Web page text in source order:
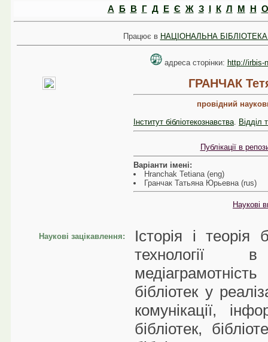
А Б В Г Д Е Є Ж З К Л М Н О
Працює в НАЦІОНАЛЬНА
адреса сторінки: http://irbis-
ГРАНЧАК
провідний
Інститут бібліотекознавства
Відділ
Публікації в
Варіанти імені:
Hranchak Tetiana (eng)
Гранчак Татьяна Юрьевна (rus)
Наукові
Наукові зацікавлення:
Історія і теорія
технології в
бібліотек у
комунікації,
бібліотек,